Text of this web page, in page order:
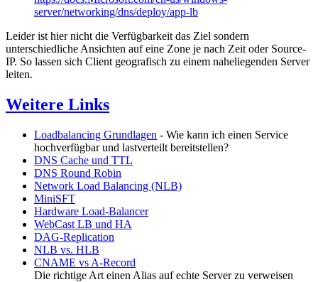
server/networking/dns/deploy/app-lb
Leider ist hier nicht die Verfügbarkeit das Ziel sondern
unterschiedliche Ansichten auf eine Zone je nach Zeit oder Source-
IP. So lassen sich Client geografisch zu einem naheliegenden Server
leiten.
Weitere Links
Loadbalancing Grundlagen - Wie kann ich einen Service
hochverfügbar und lastverteilt bereitstellen?
DNS Cache und TTL
DNS Round Robin
Network Load Balancing (NLB)
MiniSFT
Hardware Load-Balancer
WebCast LB und HA
DAG-Replication
NLB vs. HLB
CNAME vs A-Record
Die richtige Art einen Alias auf echte Server zu verweisen